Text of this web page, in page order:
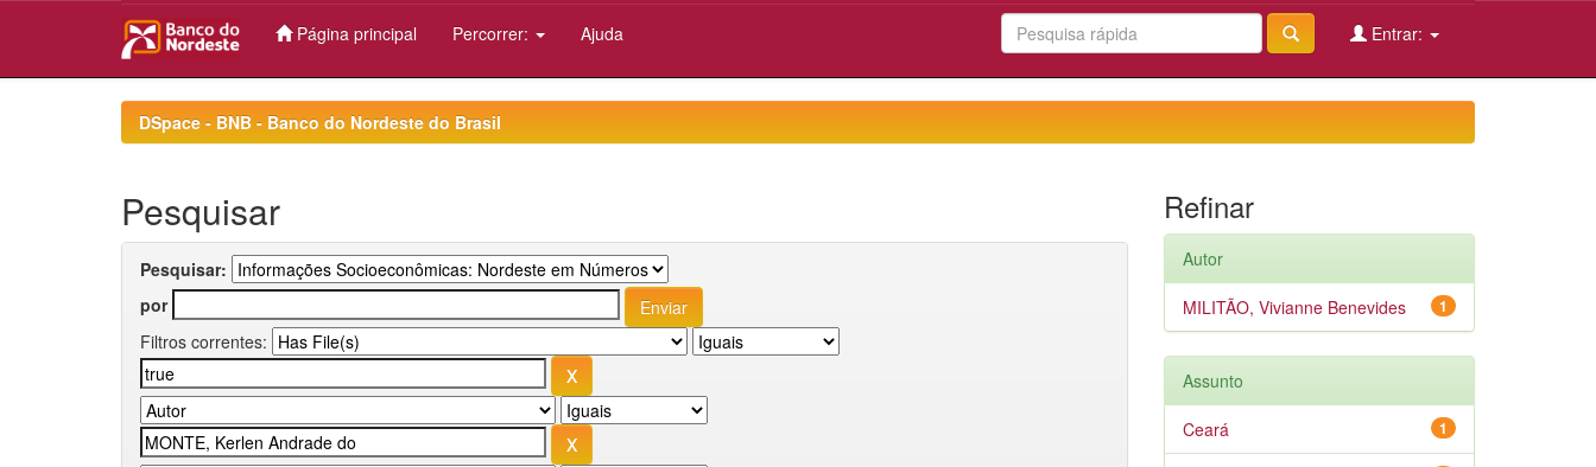
Página principal Percorrer: Ajuda Entrar:
DSpace - BNB - Banco do Nordeste do Brasil
Pesquisar
Pesquisar:
por
Filtros correntes:
Refinar
Autor
1
MILITÃO, Vivianne Benevides
Assunto
1
Ceará